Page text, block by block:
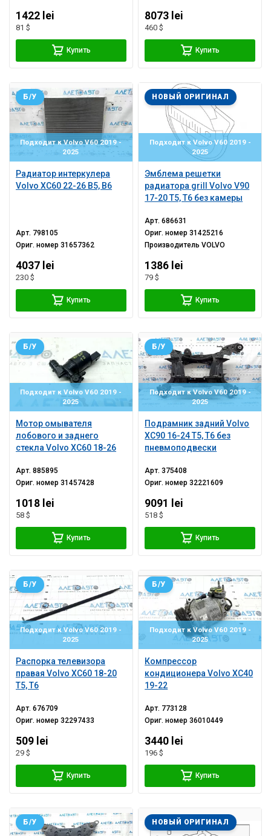
1422 lei
81 $
Купить
8073 lei
460 $
Купить
Подходит к Volvo V60 2019 -
2025
Радиатор интеркулера
Volvo XC60 22-26 B5, B6
Б/У
Арт. 798105
Ориг. номер31657362
4037 lei
230 $
Купить
Подходит к Volvo V60 2019 -
2025
Эмблема решетки
радиатора grill Volvo V90
17-20 T5, T6 без камеры
НОВЫЙ ОРИГИНАЛ
Арт.686631
Ориг. номер31425216
ПроизводительVOLVO
1386 lei
79 $
Купить
Подходит к Volvo V60 2019 -
2025
Мотор омывателя
лобового и заднего
стекла Volvo XC60 18-26
Б/У
Арт.885895
Ориг. номер31457428
1018 lei
58 $
Купить
Подходит к Volvo V60 2019 -
2025
Подрамник задний Volvo
XC90 16-24 T5, T6 без
пневмоподвески
Б/У
Арт.375408
Ориг. номер32221609
9091 lei
518 $
Купить
Подходит к Volvo V60 2019 -
2025
Распорка телевизора
правая Volvo XC60 18-20
T5, T6
Б/У
Арт.676709
Ориг. номер32297433
509 lei
29 $
Купить
Подходит к Volvo V60 2019 -
2025
Компрессор
кондиционера Volvo XC40
19-22
Б/У
Арт. 773128
Ориг. номер36010449
3440 lei
196 $
Купить
Б/У НОВЫЙ ОРИГИНАЛ